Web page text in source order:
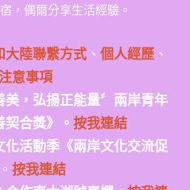
，偶爾分享生活經驗。
大陸聯繫方式、 個人經歷、
意事項
，弘揚正能量〞兩岸青年
合獎》。 按我連結
化活動季《兩岸文化交流促
。 按我連結